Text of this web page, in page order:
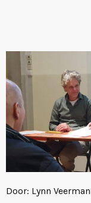
Door: Lynn Veerman